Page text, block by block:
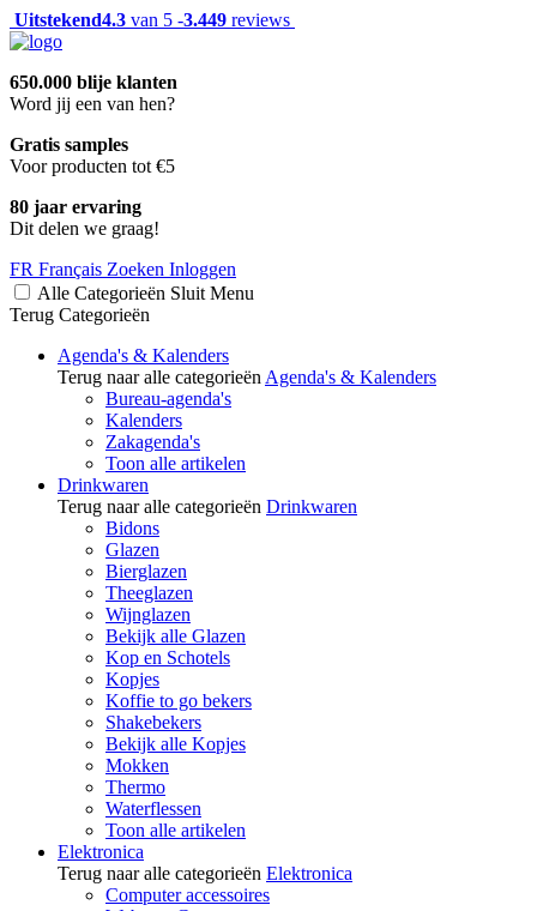
Uitstekend4.3 van 5 -3.449 reviews
650.000 blije klanten
Word jij een van hen?
Gratis samples
Voor producten tot €5
80 jaar ervaring
Dit delen we graag!
FR Français Zoeken Inloggen
Alle Categorieën Sluit Menu
Terug Categorieën
Agenda's & Kalenders
Terug naar alle categorieën Agenda's & Kalenders
Bureau-agenda's
Kalenders
Zakagenda's
Toon alle artikelen
Drinkwaren
Terug naar alle categorieën Drinkwaren
Bidons
Glazen
Bierglazen
Theeglazen
Wijnglazen
Bekijk alle Glazen
Kop en Schotels
Kopjes
Koffie to go bekers
Shakebekers
Bekijk alle Kopjes
Mokken
Thermo
Waterflessen
Toon alle artikelen
Elektronica
Terug naar alle categorieën Elektronica
Computer accessoires